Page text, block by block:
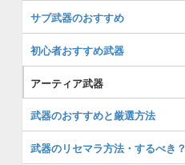
サブ武器のおすすめ
初心者おすすめ武器
アーティア武器
武器のおすすめと厳選方法
武器のリセマラ方法・するべき？